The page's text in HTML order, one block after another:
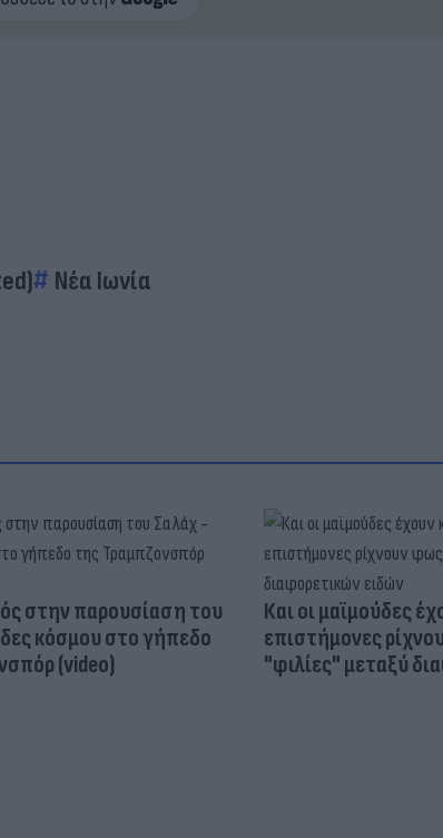
Νέα Ιωνία
στην παρουσίαση του
κόσμου στο γήπεδο
(video)
Και οι μαϊμούδες
επιστήμονες
"φιλίες" μεταξύ